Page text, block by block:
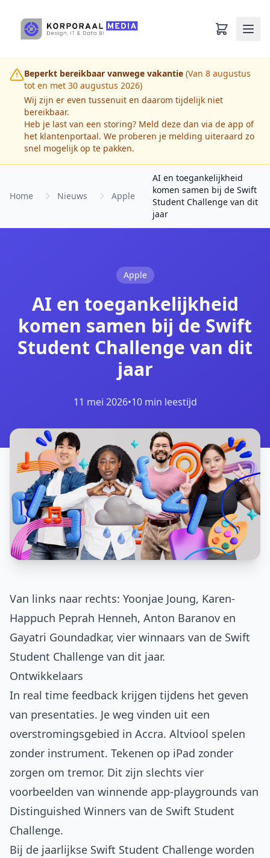
Beperkt bereikbaar vanwege vakantie (Van 8 augustus
tot en met 30 augustus 2026)
Wij zijn er even tussenuit en daarom tijdelijk niet
bereikbaar.
Heb je last van een storing? Meld deze dan via de app of
het klantenportaal. We proberen je melding uiteraard zo
snel mogelijk op te pakken.
Home Nieuws Apple
AI en toegankelijkheid
komen samen bij de Swift
Student Challenge van dit
jaar
Apple
AI en toegankelijkheid
komen samen bij de Swift
Student Challenge van dit
jaar
11 mei 2026•10 min leestijd
Van links naar rechts: Yoonjae Joung, Karen-
Happuch Peprah Henneh, Anton Baranov en
Gayatri Goundadkar, vier winnaars van de Swift
Student Challenge van dit jaar.
Ontwikkelaars
In real time feedback krijgen tijdens het geven
van presentaties. Je weg vinden uit een
overstromingsgebied in Accra. Altviool spelen
zonder instrument. Tekenen op iPad zonder
zorgen om tremor. Dit zijn slechts vier
voorbeelden van winnende app-playgrounds van
Distinguished Winners van de Swift Student
Challenge.
Bij de jaarlijkse Swift Student Challenge worden